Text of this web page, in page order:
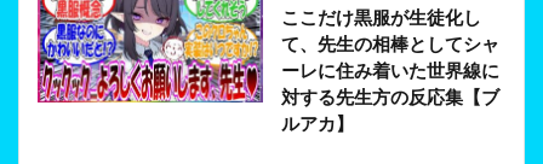
ここだけ黒服が生徒化し
て、先生の相棒としてシャ
ーレに住み着いた世界線に
対する先生方の反応集【ブ
ルアカ】